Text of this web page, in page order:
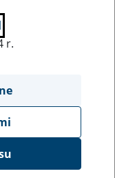
"Butbędzin" S.A. w
r.